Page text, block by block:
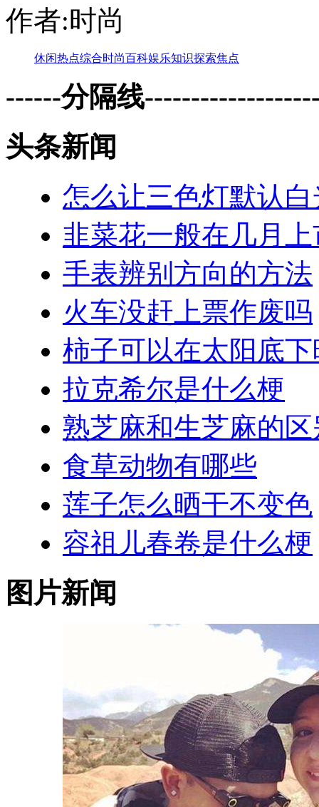
作者:时尚
休闲热点综合时尚百科娱乐知识探索焦点
------分隔线
头条新闻
怎么让三色灯默认白
韭菜花一般在几月上
手表辨别方向的方法
火车没赶上票作废吗
柿子可以在太阳底
拉克希尔是什么梗
熟芝麻和生芝麻的区
食草动物有哪些
莲子怎么晒干不变色
容祖儿春卷是什么梗
图片新闻